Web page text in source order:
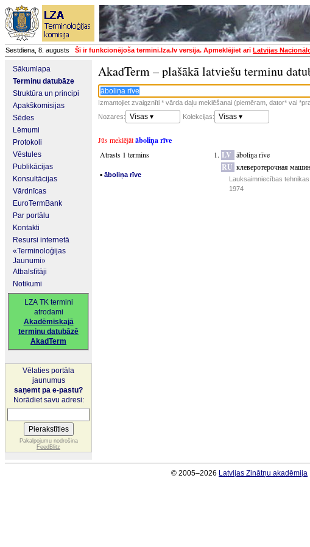
Sestdiena, 8. augusts Šī ir funkcionējoša termini.lza.lv versija. Apmeklējiet arīLatvijas
Sākumlapa
Terminu datubāze
Struktūra un principi
Apakškomisijas
Sēdes
Lēmumi
Protokoli
Vēstules
Publikācijas
Konsultācijas
Vārdnīcas
EuroTermBank
Par portālu
Kontakti
Resursi internetā
«Terminoloģijas
Jaunumi»
Atbalstītāji
Notikumi
LZA TK termini
atrodami
Akadēmiskajā
terminu datubāzē
AkadTerm
Vēlaties portāla
jaunumus
saņemt pa e-pastu?
Norādiet savu adresi:
Pakalpojumu nodrošina
FeedBlitz
AkadTerm – plašākā latviešu terminu
Izmantojiet zvaigznīti * vārda daļu meklēšanai (piemēram, dator* vai
Nozares:
Visas ▾ Kolekcijas: Visas ▾
Jūs meklējātāboliņa rīve
Atrasts 1 termins
▪ āboliņa rīve
LV āboliņa rīve
RU клеверотерочная
Lauksaimniecības
1974
© 2005–2026 Latvijas Zinātņu akadēmija